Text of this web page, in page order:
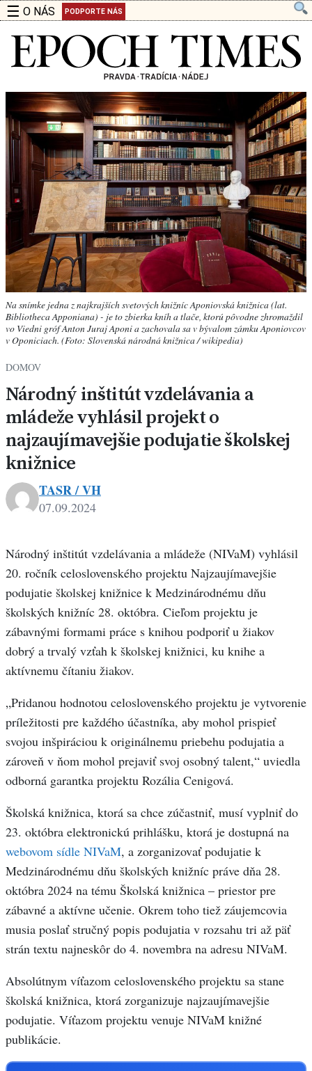
☰ O NÁS PODPORTE NÁS
Na snímke jedna z najkrajších svetových knižníc Aponiovská knižnica (lat.
Bibliotheca Apponiana) - je to zbierka kníh a tlače, ktorú pôvodne zhromaždil
vo Viedni gróf Anton Juraj Aponi a zachovala sa v bývalom zámku Aponiovcov
v Oponiciach. (Foto: Slovenská národná knižnica / wikipedia)
DOMOV
Národný inštitút vzdelávania a
mládeže vyhlásil projekt o
najzaujímavejšie podujatie školskej
knižnice
TASR / VH
07.09.2024
Národný inštitút vzdelávania a mládeže (NIVaM) vyhlásil
20. ročník celoslovenského projektu Najzaujímavejšie
podujatie školskej knižnice k Medzinárodnému dňu
školských knižníc 28. októbra. Cieľom projektu je
zábavnými formami práce s knihou podporiť u žiakov
dobrý a trvalý vzťah k školskej knižnici, ku knihe a
aktívnemu čítaniu žiakov.
„Pridanou hodnotou celoslovenského projektu je vytvorenie
príležitosti pre každého účastníka, aby mohol prispieť
svojou inšpiráciou k originálnemu priebehu podujatia a
zároveň v ňom mohol prejaviť svoj osobný talent,“ uviedla
odborná garantka projektu Rozália Cenigová.
Školská knižnica, ktorá sa chce zúčastniť, musí vyplniť do
23. októbra elektronickú prihlášku, ktorá je dostupná na
webovom sídle NIVaM, a zorganizovať podujatie k
Medzinárodnému dňu školských knižníc práve dňa 28.
októbra 2024 na tému Školská knižnica – priestor pre
zábavné a aktívne učenie. Okrem toho tiež záujemcovia
musia poslať stručný popis podujatia v rozsahu tri až päť
strán textu najneskôr do 4. novembra na adresu NIVaM.
Absolútnym víťazom celoslovenského projektu sa stane
školská knižnica, ktorá zorganizuje najzaujímavejšie
podujatie. Víťazom projektu venuje NIVaM knižné
publikácie.